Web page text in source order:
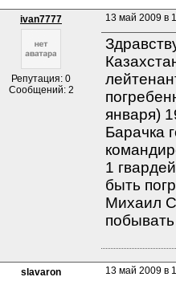
ivan7777
Репутация: 0
Сообщений: 2
13 май 2009 в
января)
Барачка
1
быть
Михаил
slavaron 13 май 2009 в